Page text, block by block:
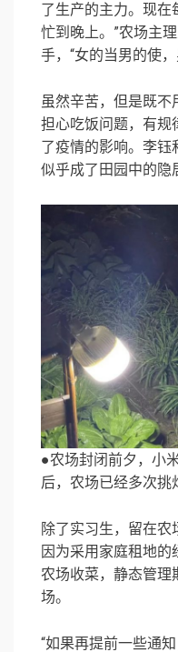
了生产的主力。现在
忙到晚上。”农场主
手，“女的当男的使
虽然辛苦，但是既不
担心吃饭问题，有规
了疫情的影响。李钰
似乎成了田园中的隐
●农场封闭前夕，小
后，农场已经多次挑
除了实习生，留在农
因为采用家庭租地
农场收菜，静态管理
场。
“如果再提前一些通